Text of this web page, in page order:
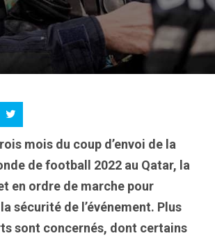
mois du coup d’envoi de la
de football 2022 au Qatar, la
en ordre de marche pour
sécurité de l’événement. Plus
sont concernés, dont certains